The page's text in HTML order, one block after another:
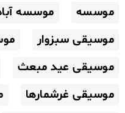
موسسه
موسسه
موسیقی سبزوار
موسیقی عید مبعث
موسیقی غرشمارها